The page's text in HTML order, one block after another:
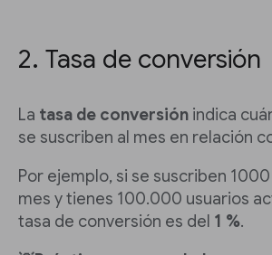
2. Tasa de conversión
La tasa de conversión indica
se suscriben al mes en relación
Por ejemplo, si se suscriben
mes y tienes 100.000 usuarios
tasa de conversión es del 1 %.